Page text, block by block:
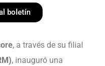
boletín
, a través de su filial
, inauguró una